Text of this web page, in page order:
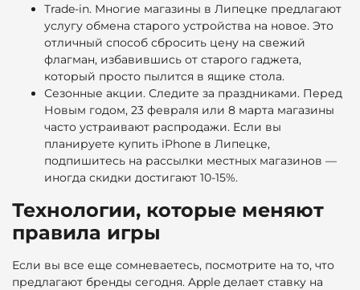
Trade-in. Многие магазины в Липецке предлагают
услугу обмена старого устройства на новое. Это
отличный способ сбросить цену на свежий
флагман, избавившись от старого гаджета,
который просто пылится в ящике стола.
Сезонные акции. Следите за праздниками. Перед
Новым годом, 23 февраля или 8 марта магазины
часто устраивают распродажи. Если вы
планируете купить iPhone в Липецке,
подпишитесь на рассылки местных магазинов —
иногда скидки достигают 10-15%.
Технологии, которые меняют
правила игры
Если вы все еще сомневаетесь, посмотрите на то, что
предлагают бренды сегодня. Apple делает ставку на